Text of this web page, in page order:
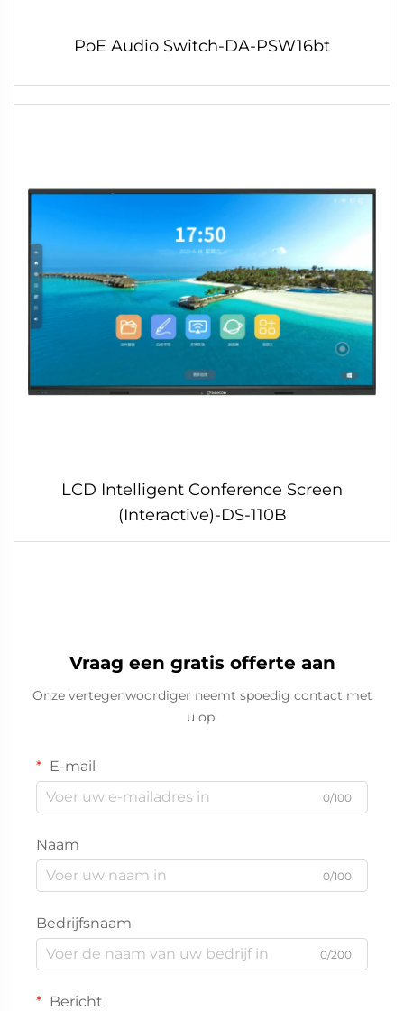
PoE Audio Switch-DA-PSW16bt
LCD Intelligent Conference Screen
(Interactive)-DS-110B
Vraag een gratis offerte aan
Onze vertegenwoordiger neemt spoedig contact met
u op.
E-mail
0/100
Naam
0/100
Bedrijfsnaam
0/200
Bericht